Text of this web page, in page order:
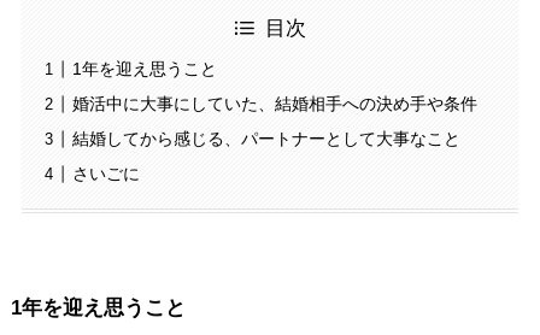
目次
1年を迎え思うこと
婚活中に大事にしていた、結婚相手への決め手や条件
結婚してから感じる、パートナーとして大事なこと
さいごに
1年を迎え思うこと